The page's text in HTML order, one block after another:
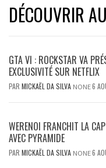
DÉCOUVRIR
GTA VI : ROCKSTAR VA
EXCLUSIVITÉ SUR NETFLIX
PAR MICKAËL DA SILVA NONE6
WERENOI FRANCHIT LA
AVEC PYRAMIDE
PAR MICKAËL DA SILVA NONE6